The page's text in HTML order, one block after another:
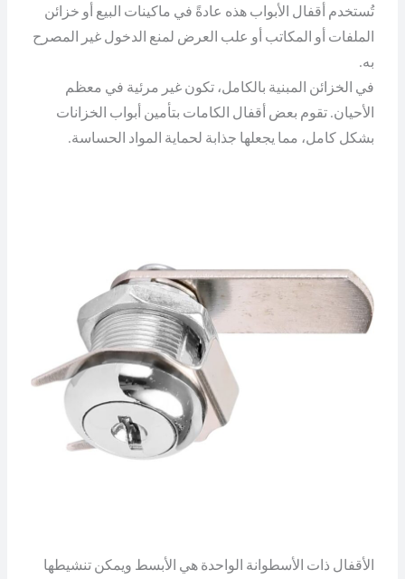
تُستخدم أقفال الأبواب هذه عادةً في ماكينات البيع أو خزائن
الملفات أو المكاتب أو علب العرض لمنع الدخول غير المصرح
به.
في الخزائن المبنية بالكامل، تكون غير مرئية في معظم
الأحيان. تقوم بعض أقفال الكامات بتأمين أبواب الخزانات
بشكل كامل، مما يجعلها جذابة لحماية المواد الحساسة.
الأقفال ذات الأسطوانة الواحدة هي الأبسط ويمكن تنشيطها